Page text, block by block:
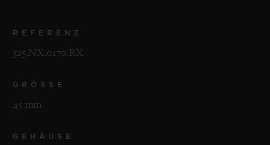
REFERENZ
525.NX.0170.RX
GRÖSSE
45 mm
GEHÄUSE